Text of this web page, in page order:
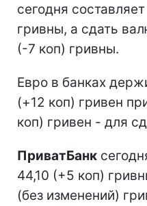
сегодня
гривны, а сдать
(-7 коп) гривны.
Евро в банках
(+12 коп) гривен
коп) гривен - для
ПриватБанк
44,10 (+5 коп)
(без изменений)